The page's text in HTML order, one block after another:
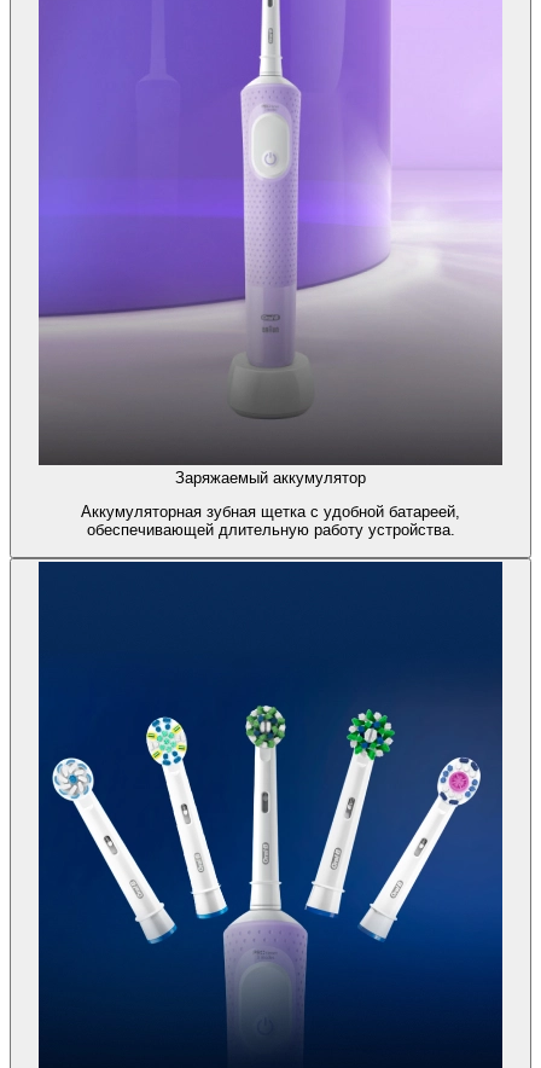
Заряжаемый аккумулятор
Аккумуляторная зубная щетка с удобной батареей,
обеспечивающей длительную работу устройства.